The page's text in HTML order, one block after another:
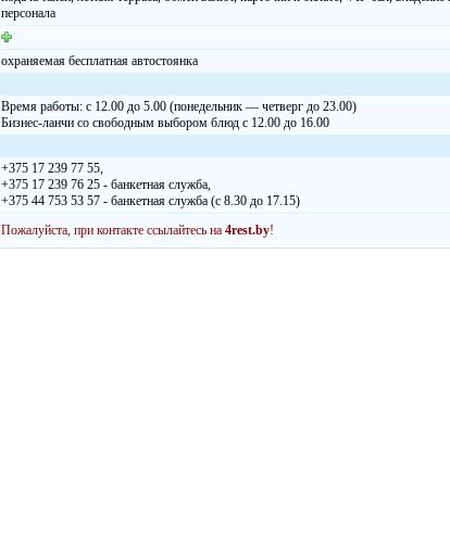
персонала
охраняемая бесплатная автостоянка
Время работы: с 12.00 до 5.00 (понедельник — четверг до 23.00)
Бизнес-ланчи со свободным выбором блюд с 12.00 до 16.00
+375 17 239 77 55,
+375 17 239 76 25 - банкетная служба,
+375 44 753 53 57 - банкетная служба (с 8.30 до 17.15)
Пожалуйста, при контакте ссылайтесь на 4rest.by!